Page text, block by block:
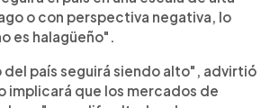
o con perspectiva negativa, lo
es halagüeño".
del país seguirá siendo alto", advirtió
implicará que los mercados de